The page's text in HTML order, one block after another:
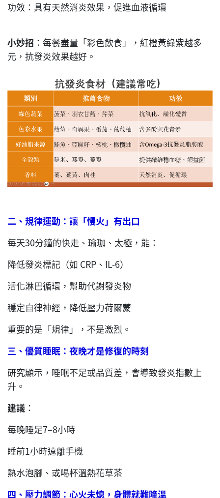
功效：具有天然消炎效果，促進血液循環
小妙招 ：每餐盡量「彩色飲食」，紅橙黃綠紫越多
元，抗發炎效果越好。
二、規律運動：讓「慢火」有出口
每天30分鐘的快走、瑜珈、太極，能：
降低發炎標記（如 CRP、IL-6）
活化淋巴循環，幫助代謝發炎物
穩定自律神經，降低壓力荷爾蒙
重要的是「規律」，不是激烈。
三、優質睡眠：夜晚才是修復的時刻
研究顯示，睡眠不足或品質差，會導致發炎指數上
升。
建議 ：
每晚睡足7–8小時
睡前1小時遠離手機
熱水泡腳、或喝杯溫熱花草茶
四、壓力調節：心火未熄，身體就難降溫